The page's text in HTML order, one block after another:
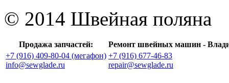
© 2014 Швейная поляна
Продажа запчастей:
Ремонт швейных машин -
+7 (916) 409-80-04 (мегафон)
info@sewglade.ru
+7 (916) 677-46-83
repair@sewglade.ru